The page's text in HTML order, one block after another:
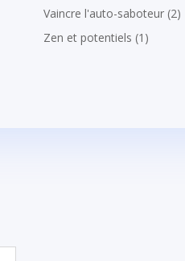
Vaincre l'auto-saboteur (2)
Zen et potentiels (1)